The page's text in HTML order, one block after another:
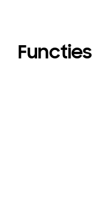
Functies